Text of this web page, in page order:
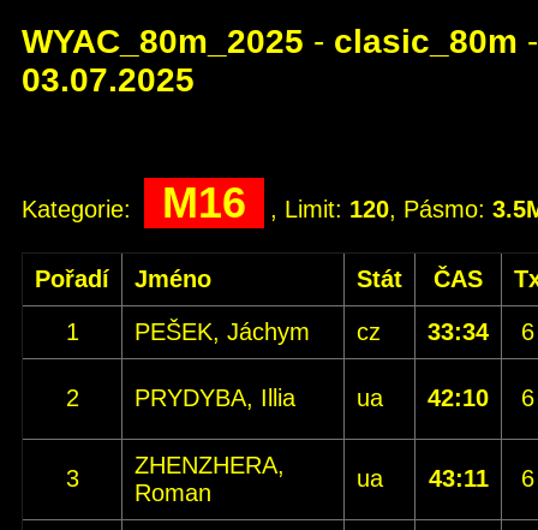
WYAC_80m_2025 - clasic_80m -
03.07.2025
Kategorie: M16 , Limit: 120, Pásmo:
Pořadí Jméno Stát ČAS
1
PEŠEK, Jáchym cz 33:34 6
2 PRYDYBA, Illia ua 42:10 6
3
ZHENZHERA,
Roman
ua 43:11 6